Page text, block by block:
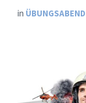
in ÜBUNGSABEND